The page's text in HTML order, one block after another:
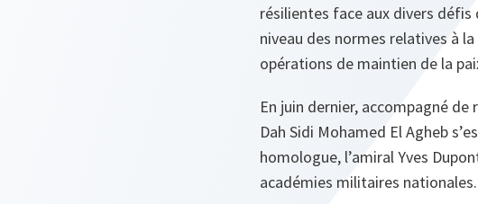
résilientes face aux divers défis
niveau des normes relatives à
opérations de maintien de la
En juin dernier, accompagné
Dah Sidi Mohamed El Agheb
homologue, l’amiral Yves
académies militaires nationales.